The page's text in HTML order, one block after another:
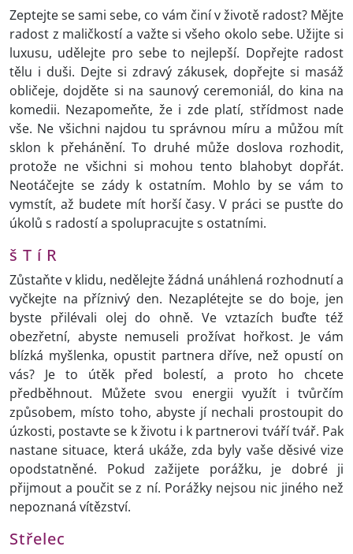
Zeptejte se sami sebe, co vám činí v životě radost? Mějte
radost z maličkostí a važte si všeho okolo sebe. Užijte si
luxusu, udělejte pro sebe to nejlepší. Dopřejte radost
tělu i duši. Dejte si zdravý zákusek, dopřejte si masáž
obličeje, dojděte si na saunový ceremoniál, do kina na
komedii. Nezapomeňte, že i zde platí, střídmost nade
vše. Ne všichni najdou tu správnou míru a můžou mít
sklon k přehánění. To druhé může doslova rozhodit,
protože ne všichni si mohou tento blahobyt dopřát.
Neotáčejte se zády k ostatním. Mohlo by se vám to
vymstít, až budete mít horší časy. V práci se pusťte do
úkolů s radostí a spolupracujte s ostatními.
š T í R
Zůstaňte v klidu, nedělejte žádná unáhlená rozhodnutí a
vyčkejte na příznivý den. Nezaplétejte se do boje, jen
byste přilévali olej do ohně. Ve vztazích buďte též
obezřetní, abyste nemuseli prožívat hořkost. Je vám
blízká myšlenka, opustit partnera dříve, než opustí on
vás? Je to útěk před bolestí, a proto ho chcete
předběhnout. Můžete svou energii využít i tvůrčím
způsobem, místo toho, abyste jí nechali prostoupit do
úzkosti, postavte se k životu i k partnerovi tváří tvář. Pak
nastane situace, která ukáže, zda byly vaše děsivé vize
opodstatněné. Pokud zažijete porážku, je dobré ji
přijmout a poučit se z ní. Porážky nejsou nic jiného než
nepoznaná vítězství.
Střelec